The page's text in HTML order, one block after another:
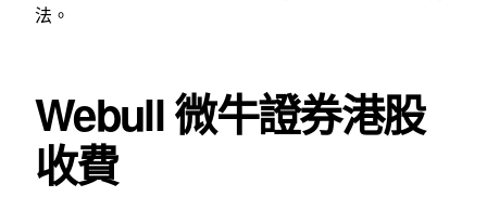
法。
Webull 微牛證券港股
收費